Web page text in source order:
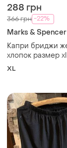
288 грн
366 грн -22%
Marks & Spencer
Капри бриджи
хлопок размер
XL